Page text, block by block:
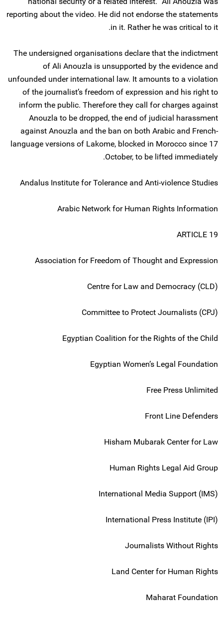
reporting about the video. He did not endorse the statements
in it. Rather he was critical to it.
The undersigned organisations declare that the indictment
of Ali Anouzla is unsupported by the evidence and
unfounded under international law. It amounts to a violation
of the journalist’s freedom of expression and his right to
inform the public. Therefore they call for charges against
Anouzla to be dropped, the end of judicial harassment
against Anouzla and the ban on both Arabic and French-
language versions of Lakome, blocked in Morocco since 17
October, to be lifted immediately.
Andalus Institute for Tolerance and Anti-violence Studies
Arabic Network for Human Rights Information
ARTICLE 19
Association for Freedom of Thought and Expression
Centre for Law and Democracy (CLD)
Committee to Protect Journalists (CPJ)
Egyptian Coalition for the Rights of the Child
Egyptian Women’s Legal Foundation
Free Press Unlimited
Front Line Defenders
Hisham Mubarak Center for Law
Human Rights Legal Aid Group
International Media Support (IMS)
International Press Institute (IPI)
Journalists Without Rights
Land Center for Human Rights
Maharat Foundation